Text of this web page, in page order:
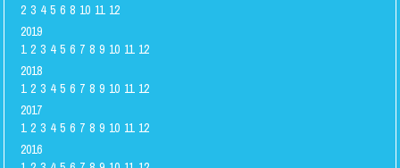
2 3 4 5 6 8 10 11 12
2019
1 2 3 4 5 6 7 8 9 10 11 12
2018
1 2 3 4 5 6 7 8 9 10 11 12
2017
1 2 3 4 5 6 7 8 9 10 11 12
2016